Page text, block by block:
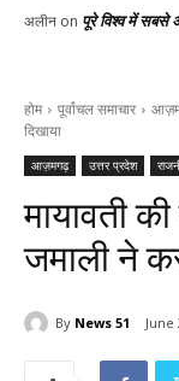
अलीन on पूरे विश्व में